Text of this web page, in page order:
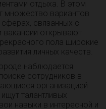
отдыха. В этом
множество вариантов
связанных с
вакансии открывают
пола широкие
личных качеств.
наблюдается
сотрудников в
организацией
талантливых
навыки в интересной и